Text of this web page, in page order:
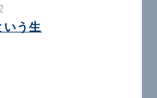
いう生